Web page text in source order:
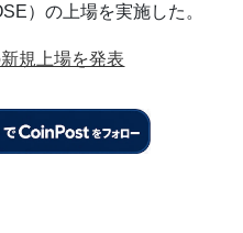
）の上場を実施した。
規上場を発表